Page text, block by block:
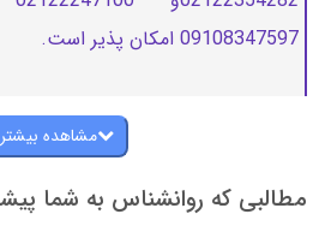
09108347597 امکان پذیر است.
مشاهده بیشتر
مطالبی که روانشناس به شما